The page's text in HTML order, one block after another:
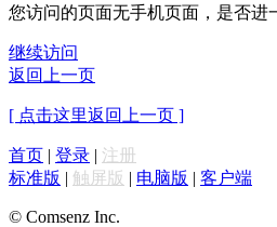
您访问的页面无手机页面，是否进
继续访问
返回上一页
[ 点击这里返回上一页 ]
首页 | 登录 | 注册
标准版 | 触屏版 | 电脑版 | 客户端
© Comsenz Inc.